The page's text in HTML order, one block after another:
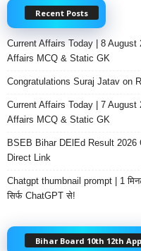
Recent Posts
Current Affairs Today | 8
Affairs MCQ & Static GK
Congratulations Suraj Jatav on
Current Affairs Today | 7
Affairs MCQ & Static GK
BSEB Bihar DElEd Result 2026
Direct Link
Chatgpt thumbnail prompt | 1
सिर्फ ChatGPT से!
Bihar Board 10th 12th App